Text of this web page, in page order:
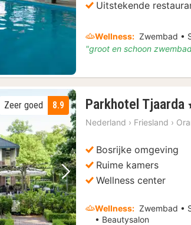
Uitstekende
Wellness: Zwembad •
"groot en schoon
Volgende foto
8.9
Zeer goed Parkhotel Tjaarda
Nederland › Friesland ›
Bosrijke omgeving
Ruime kamers
Wellness center
Wellness: Zwembad •
• Beautysalon